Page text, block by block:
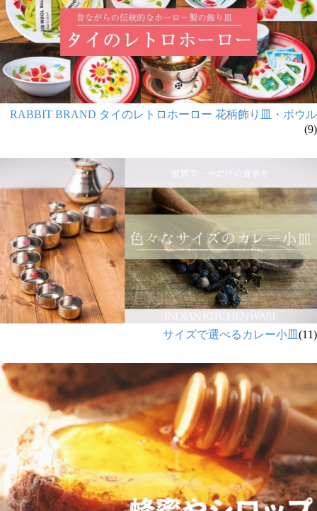
RABBIT BRAND タイのレトロホーロー 花柄飾り皿・ボウル
(9)
サイズで選べるカレー小皿 (11)